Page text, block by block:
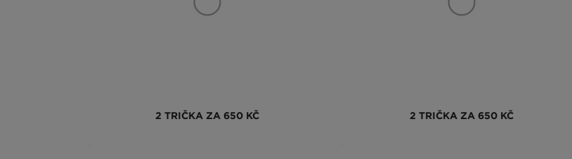
2 TRIČKA ZA 650 KČ 2 TRIČKA ZA 650 KČ